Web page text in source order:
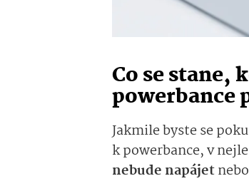
Co se stane,
powerbance
Jakmile byste se
k powerbance, v
nebude napájet